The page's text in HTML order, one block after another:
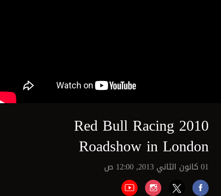
2010 Red Bull Racing
Roadshow in London
01 كانون الثاني 2013, 12:00 ص